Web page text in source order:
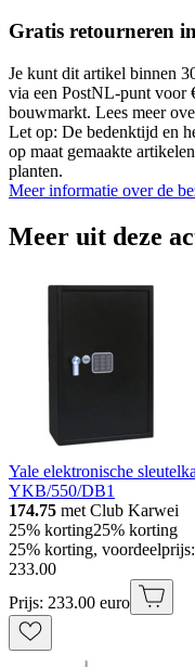
Gratis retourneren
Je kunt dit artikel binnen
via een PostNL-punt voor
bouwmarkt. Lees meer
Let op: De bedenktijd en
op maat gemaakte
planten.
Meer informatie over de
Meer uit deze
Yale elektronische
YKB/550/DB1
174.75 met Club Karwei
25% korting25% korting
25% korting,
233.00
Prijs: 233.00 euro